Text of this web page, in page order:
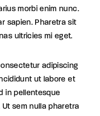
morbi enim nunc.
sapien. Pharetra sit
ultricies mi eget.
adipiscing
ut labore et
in pellentesque
sem nulla pharetra